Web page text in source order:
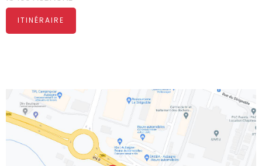
ITINÉRAIRE